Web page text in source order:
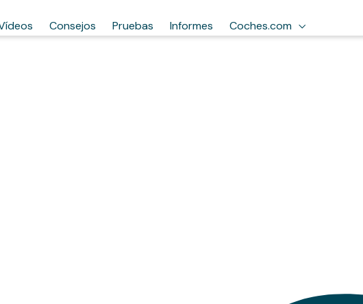
Consejos Pruebas Informes Coches.com